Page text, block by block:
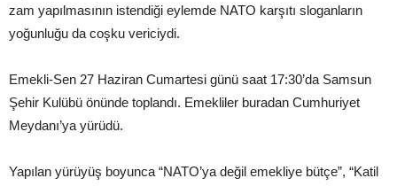
zam yapılmasının istendiği eylemde NATO karşıtı sloganların
yoğunluğu da coşku vericiydi.
Emekli-Sen 27 Haziran Cumartesi günü saat 17:30’da Samsun
Şehir Kulübü önünde toplandı. Emekliler buradan Cumhuriyet
Meydanı’ya yürüdü.
Yapılan yürüyüş boyunca “NATO’ya değil emekliye bütçe”, “Katil